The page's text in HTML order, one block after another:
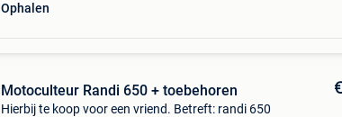
Ophalen
Motoculteur Randi 650 + toebehoren
Hierbij te koop voor een vriend. Betreft: randi 650